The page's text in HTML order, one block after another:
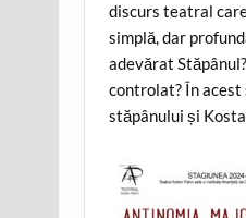
discurs teatral
simplă, dar
adevărat
controlat? În
stăpânului și